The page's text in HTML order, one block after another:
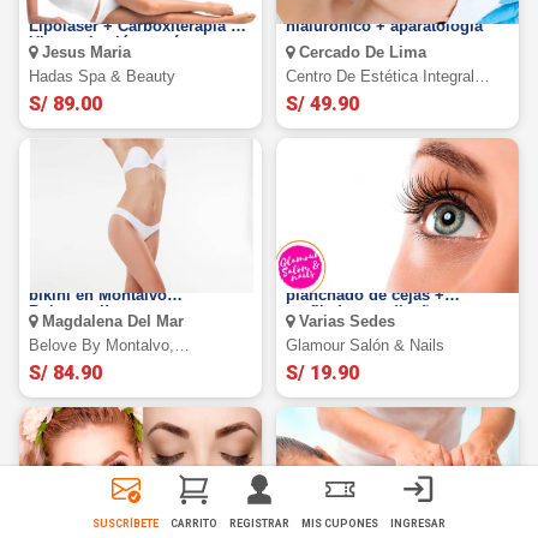
Lipoescultura sin cirugía:
Lipolaser + Carboxiterapía +
Ultracavitación y más en
Hadas Spa
Jesus Maria
Hadas Spa & Beauty
S/ 89.00
Limpieza facial con acido
hialuronico + aparatología
Cercado De Lima
Centro De Estética Integral
Elein
S/ 49.90
Depilación de cejas, axilas y
bikini en Montalvo
Bolognesi!
Magdalena Del Mar
Belove By Montalvo,
Magdalena.
S/ 84.90
Rizado de pestañas +
planchado de cejas +
perfilado con diseño +
manicure
Varias Sedes
Glamour Salón & Nails
S/ 19.90
SUSCRÍBETE CARRITO REGISTRAR MIS CUPONES INGRESAR